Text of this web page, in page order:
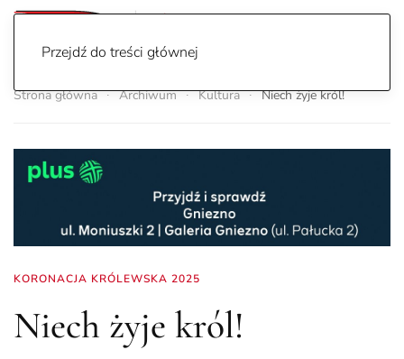
Przejdź do treści głównej
Strona główna Archiwum Kultura Niech żyje król!
KORONACJA KRÓLEWSKA 2025
Niech żyje król!